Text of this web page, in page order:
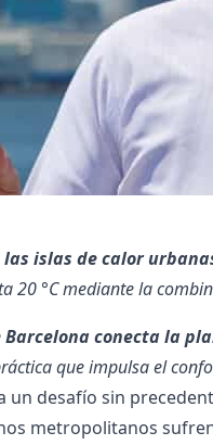
islas de calor
20 °C mediante la
Barcelona conecta la
que impulsa el
un desafío sin
metropolitanos